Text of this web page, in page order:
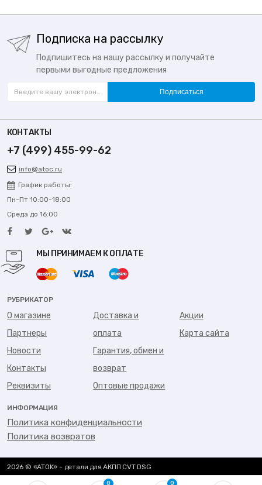
0 0
Подписка на рассылку
Подпишитесь на нашу рассылку и получайте
первыми выгодные предложения
Подписаться
КОНТАКТЫ
+7 (499) 455-99-62
info@atoc.ru
График работы:
Пн-Пт 10:00-18:00
Среда до 16:00
МЫ ПРИНИМАЕМ К ОПЛАТЕ
РУБРИКАТОР
О магазине
Партнеры
Новости
Контакты
Реквизиты
Доставка и
оплата
Гарантия, обмен и
возврат
Оптовые продажи
Акции
Карта сайта
ИНФОРМАЦИЯ
Политика конфиденциальности
Политика возвратов
2026 © «ATOK» - детали для АКПП CVT DSG